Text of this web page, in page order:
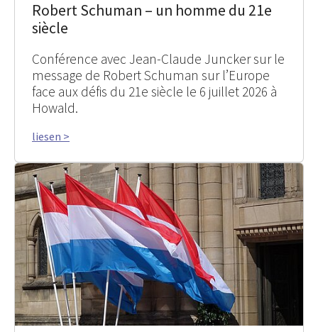
Robert Schuman – un homme du 21e
siècle
Conférence avec Jean-Claude Juncker sur le
message de Robert Schuman sur l’Europe
face aux défis du 21e siècle le 6 juillet 2026 à
Howald.
liesen >